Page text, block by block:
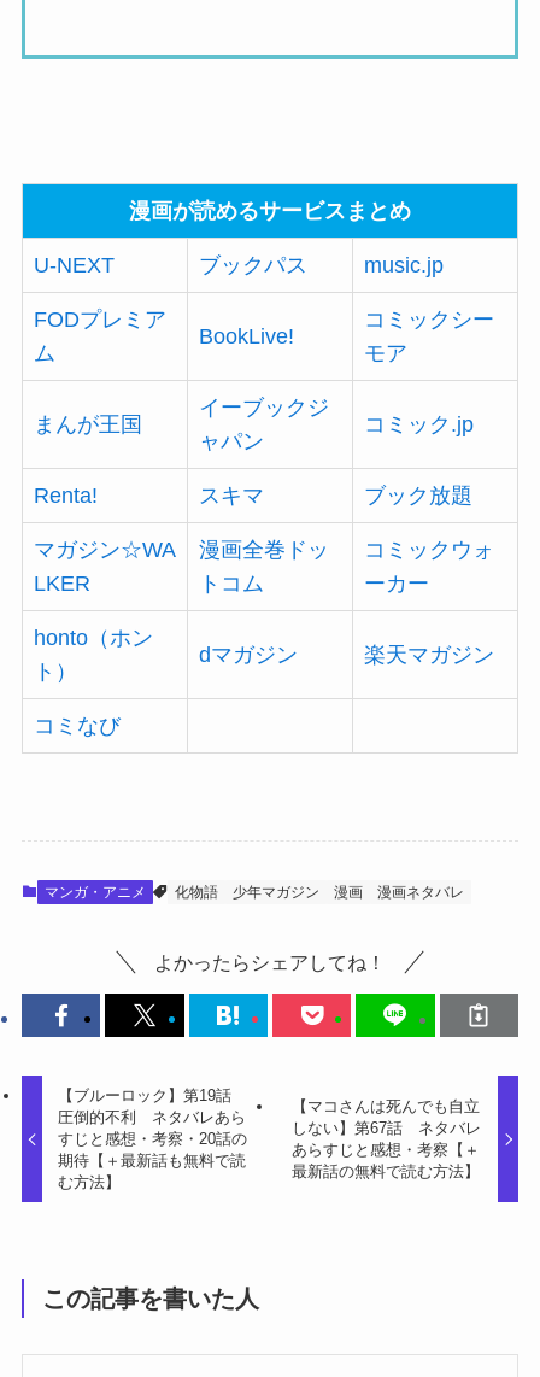
漫画が読めるサービスまとめ
U-NEXT ブックパス music.jp
FODプレミア
ム
BookLive!
コミックシー
モア
まんが王国
イーブックジ
ャパン
コミック.jp
Renta! スキマ ブック放題
マガジン☆WA
LKER
漫画全巻ドッ
トコム
コミックウォ
ーカー
honto（ホン
ト）
dマガジン 楽天マガジン
コミなび
マンガ・アニメ 化物語 少年マガジン 漫画 漫画ネタバレ
よかったらシェアしてね！
【ブルーロック】第19話
圧倒的不利 ネタバレあら
すじと感想・考察・20話の
期待【＋最新話も無料で読
む方法】
【マコさんは死んでも自立
しない】第67話 ネタバレ
あらすじと感想・考察【＋
最新話の無料で読む方法】
この記事を書いた人